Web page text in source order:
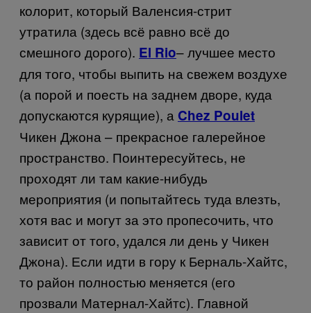
колорит, который Валенсия-стрит
утратила (здесь всё равно всё до
смешного дорого). El Rio– лучшее место
для того, чтобы выпить на свежем воздухе
(а порой и поесть на заднем дворе, куда
допускаются курящие), а Chez Poulet
Чикен Джона – прекрасное галерейное
пространство. Поинтересуйтесь, не
проходят ли там какие-нибудь
мероприятия (и попытайтесь туда влезть,
хотя вас и могут за это пропесочить, что
зависит от того, удался ли день у Чикен
Джона). Если идти в гору к Берналь-Хайтс,
то район полностью меняется (его
прозвали Матернал-Хайтс). Главной